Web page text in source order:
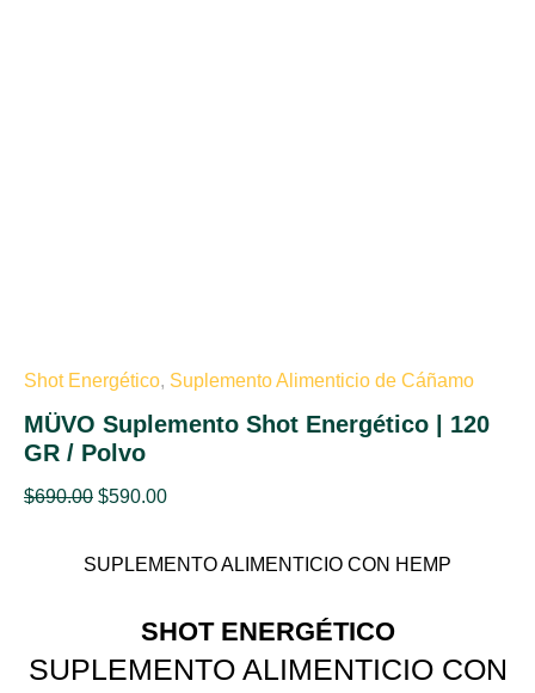
Shot Energético, Suplemento Alimenticio de Cáñamo
MÜVO Suplemento Shot Energético | 120
GR / Polvo
$690.00 $590.00
SUPLEMENTO ALIMENTICIO CON HEMP
SHOT ENERGÉTICO
SUPLEMENTO ALIMENTICIO CON